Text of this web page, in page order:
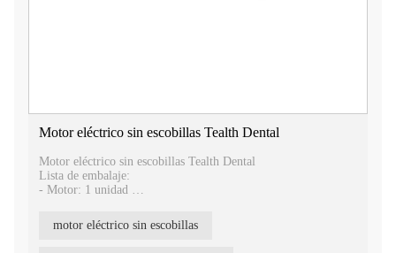
Motor eléctrico sin escobillas Tealth Dental
Motor eléctrico sin escobillas Tealth Dental
Lista de embalaje:
- Motor: 1 unidad
-Conector del adaptador de corriente: 1 unidad
motor eléctrico sin escobillas